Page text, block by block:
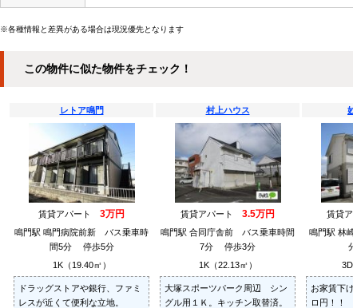
※各種情報と差異がある場合は現況優先となります
この物件に似た物件をチェック！
レトア鳴門
賃貸アパート 3万円
鳴門駅 鳴門病院前新 バス乗車時
間5分 停歩5分
1K（19.40㎡）
ドラッグストアや銀行、ファミ
レスが近くて便利な立地。
村上ハウス
賃貸アパート 3.5万円
鳴門駅 合同庁舎前 バス乗車時間
7分 停歩3分
1K（22.13㎡）
大塚スポーツパーク周辺 シン
グル用１Ｋ。キッチン取替済。
賃貸
鳴門駅 林
お家賃下
ロ円！！